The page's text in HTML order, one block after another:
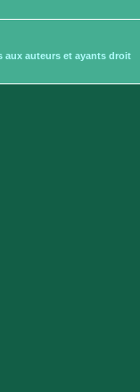
aux auteurs et ayants droit